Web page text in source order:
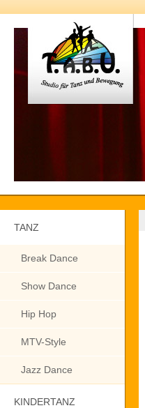
TANZ
Break Dance
Show Dance
Hip Hop
MTV-Style
Jazz Dance
KINDERTANZ